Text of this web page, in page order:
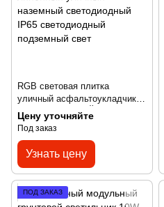
RGB световая плитка
уличный асфальтоукладчик
СВЕТОДИОДНЫЙ танцпол
кирпичный подъездной путь
линейный уличный наземный
светодиодный IP65
светодиодный подземный
свет
Цену уточняйте
Под заказ
Узнать цену
ПОД ЗАКАЗ